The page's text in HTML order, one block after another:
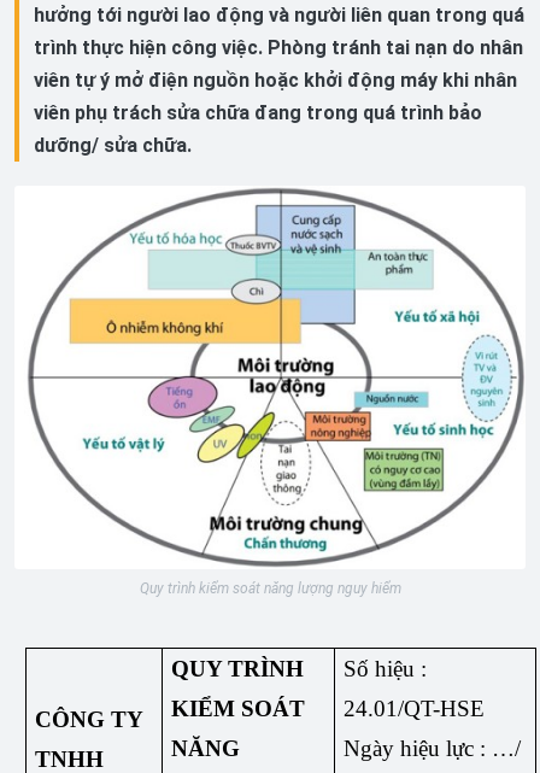
hưởng tới người lao động và người liên quan trong quá
trình thực hiện công việc. Phòng tránh tai nạn do nhân
viên tự ý mở điện nguồn hoặc khởi động máy khi nhân
viên phụ trách sửa chữa đang trong quá trình bảo
dưỡng/ sửa chữa.
Quy trình kiểm soát năng lượng nguy hiểm
CÔNG TY
TNHH
QUY TRÌNH
KIỂM SOÁT
NĂNG
Số hiệu :
24.01/QT-HSE
Ngày hiệu lực : …/